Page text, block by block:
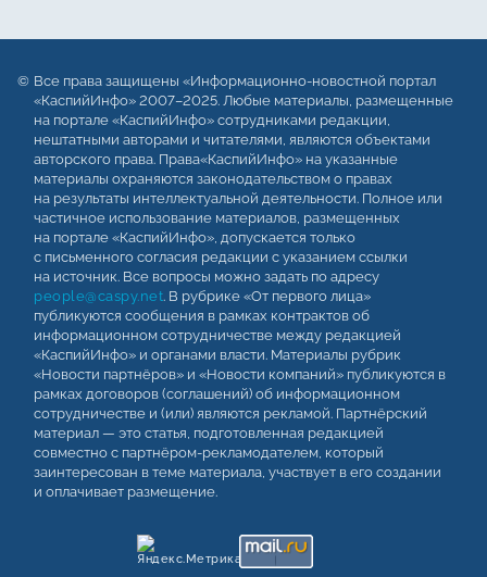
Все права защищены «Информационно-новостной портал
«КаспийИнфо» 2007–2025. Любые материалы, размещенные
на портале «КаспийИнфо» сотрудниками редакции,
нештатными авторами и читателями, являются объектами
авторского права. Права«КаспийИнфо» на указанные
материалы охраняются законодательством о правах
на результаты интеллектуальной деятельности. Полное или
частичное использование материалов, размещенных
на портале «КаспийИнфо», допускается только
с письменного согласия редакции с указанием ссылки
на источник. Все вопросы можно задать по адресу
people@caspy.net. В рубрике «От первого лица»
публикуются сообщения в рамках контрактов об
информационном сотрудничестве между редакцией
«КаспийИнфо» и органами власти. Материалы рубрик
«Новости партнёров» и «Новости компаний» публикуются в
рамках договоров (соглашений) об информационном
сотрудничестве и (или) являются рекламой. Партнёрский
материал — это статья, подготовленная редакцией
совместно с партнёром-рекламодателем, который
заинтересован в теме материала, участвует в его создании
и оплачивает размещение.